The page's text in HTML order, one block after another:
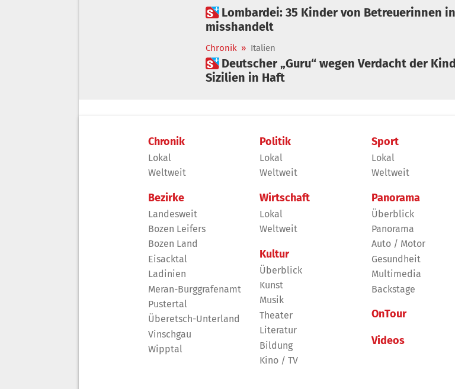
 Lombardei: 35 Kinder von Betreuerinnen in Kinderkrippe
misshandelt
Chronik » Italien
 Deutscher „Guru“ wegen Verdacht der Kindesmisshandlung auf
Sizilien in Haft
Chronik
Lokal
Weltweit
Bezirke
Landesweit
Bozen Leifers
Bozen Land
Eisacktal
Ladinien
Meran-Burggrafenamt
Pustertal
Überetsch-Unterland
Vinschgau
Wipptal
Politik
Lokal
Weltweit
Wirtschaft
Lokal
Weltweit
Kultur
Überblick
Kunst
Musik
Theater
Literatur
Bildung
Kino / TV
Sport
Lokal
Weltweit
Panorama
Überblick
Panorama
Auto / Motor
Gesundheit
Multimedia
Backstage
OnTour
Videos